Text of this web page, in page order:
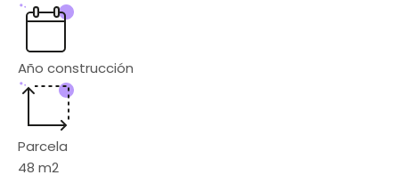
Año construcción
Parcela
48 m2